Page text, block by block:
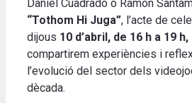
Daniel Cuadrado o Ramon
“Tothom Hi Juga”, l’acte de
dijous 10 d’abril, de 16 h a 19 h,
compartirem experiències i
l’evolució del sector dels
dècada.